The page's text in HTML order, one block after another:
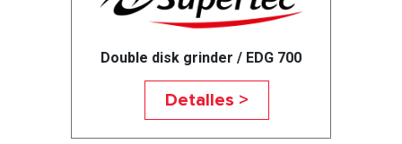
Double disk grinder / EDG 700
Detalles >